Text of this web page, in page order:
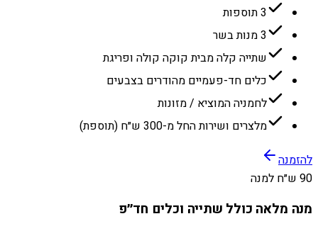
3 תוספות
3 מנות בשר
שתייה קלה מבית קוקה קולה ופריגת
כלים חד-פעמיים מהודרים בצבעים
לחמניה המוציא / מזונות
מלצרים ושירות החל מ-300 ש״ח (תוספת)
להזמנה
90 ש״ח למנה
מנה מלאה כולל שתייה וכלים חד״פ